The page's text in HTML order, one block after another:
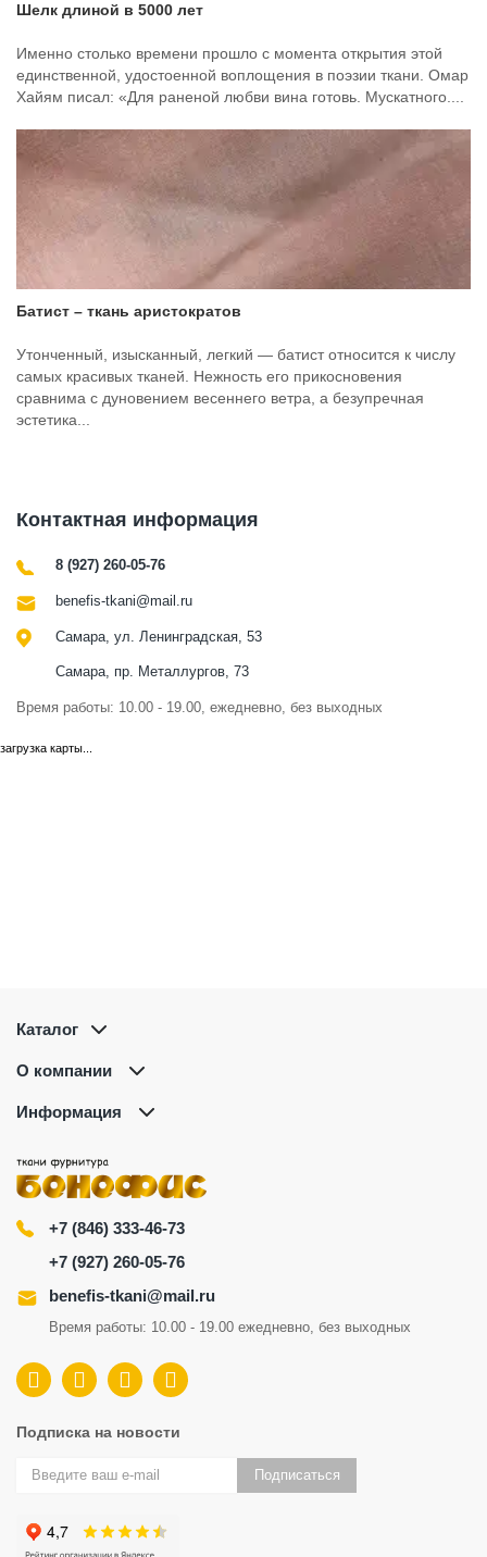
Шелк длиной в 5000 лет
Именно столько времени прошло с момента открытия этой
единственной, удостоенной воплощения в поэзии ткани. Омар
Хайям писал: «Для раненой любви вина готовь. Мускатного....
Батист – ткань аристократов
Утонченный, изысканный, легкий — батист относится к числу
самых красивых тканей. Нежность его прикосновения
сравнима с дуновением весеннего ветра, а безупречная
эстетика...
Контактная информация
8 (927) 260-05-76
benefis-tkani@mail.ru
Самара, ул. Ленинградская, 53
Самара, пр. Металлургов, 73
Время работы: 10.00 - 19.00, ежедневно, без выходных
загрузка карты...
Каталог
О компании
Информация
+7 (846) 333-46-73
+7 (927) 260-05-76
benefis-tkani@mail.ru
Время работы: 10.00 - 19.00 ежедневно, без выходных
Подписка на новости
Подписаться